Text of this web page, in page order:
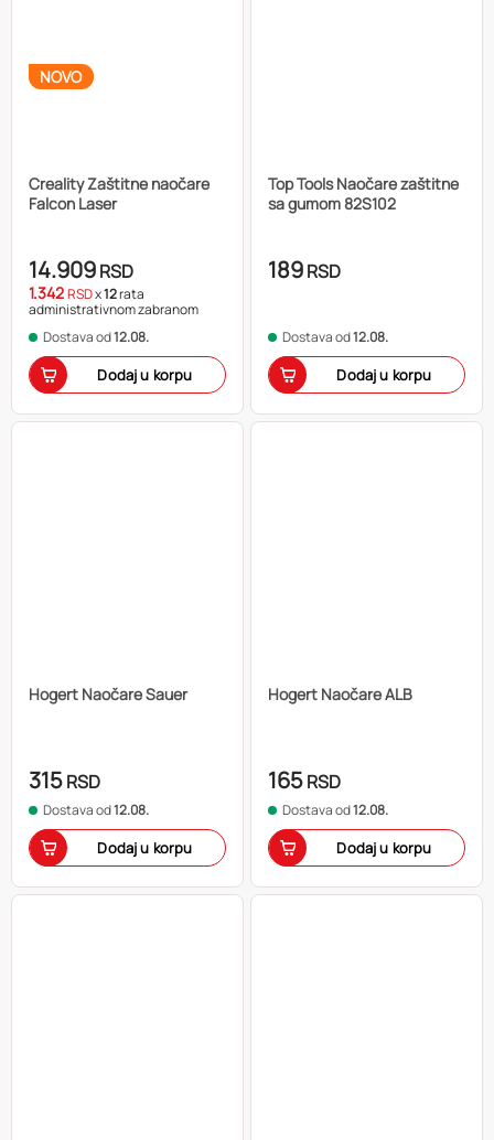
NOVO
Creality Zaštitne naočare
Falcon Laser
14.909RSD
1.342RSDx12rata
administrativnom zabranom
Dostava od12.08.
Dodaj u korpu
Top Tools Naočare zaštitne
sa gumom 82S102
189RSD
Dostava od12.08.
Dodaj u korpu
Hogert Naočare Sauer
315RSD
Dostava od12.08.
Dodaj u korpu
Hogert Naočare ALB
165RSD
Dostava od12.08.
Dodaj u korpu